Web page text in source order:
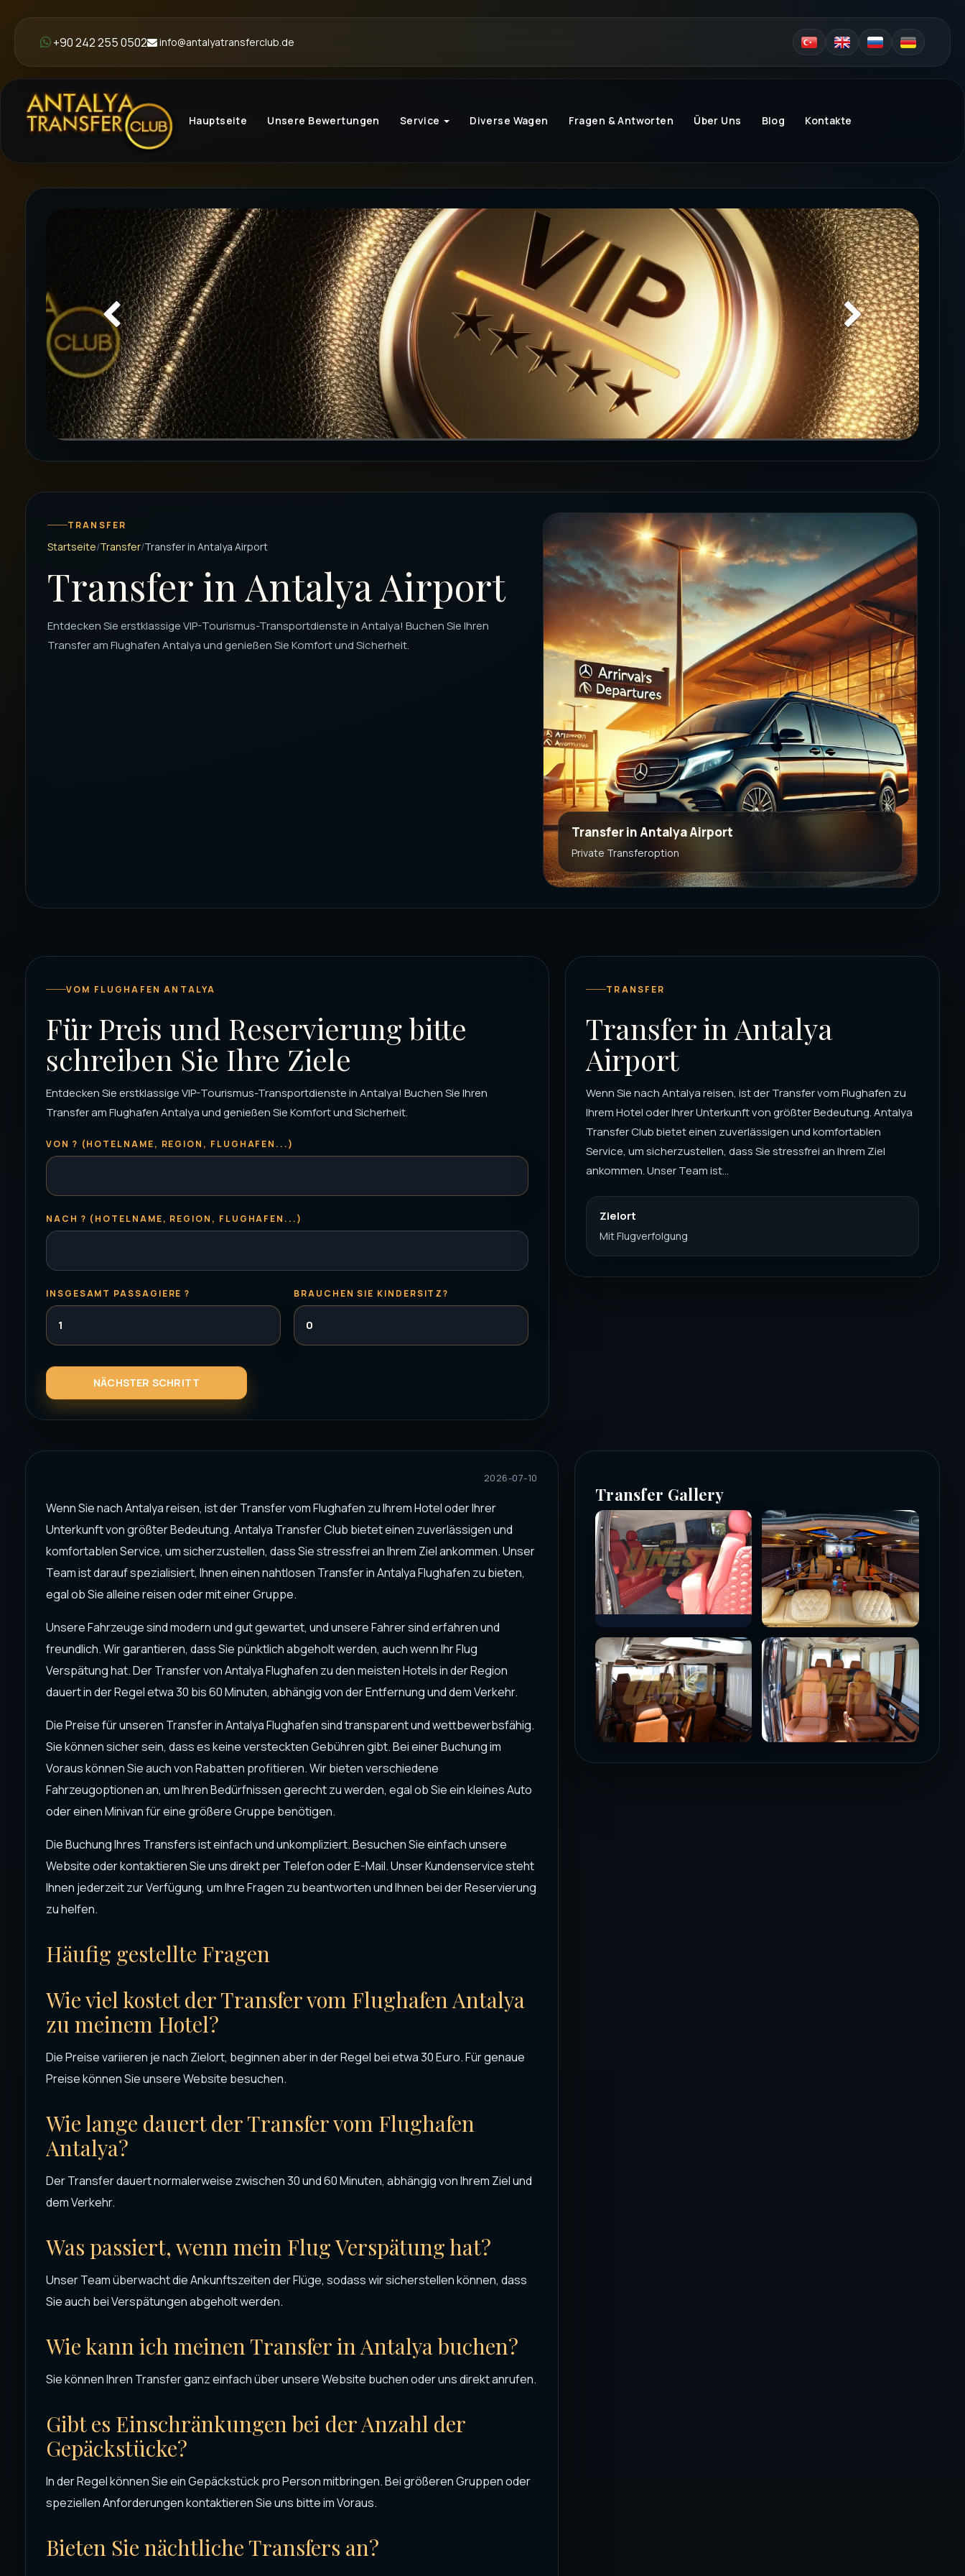
+90 242 255 0502 info@antalyatransferclub.de
Hauptseite Unsere Bewertungen Service Diverse Wagen Fragen & Antworten Über Uns Blog Kontakte
TRANSFER
Startseite Transfer Transfer in Antalya Airport
Transfer in Antalya Airport
Entdecken Sie erstklassige VIP-Tourismus-Transportdienste in Antalya! Buchen Sie Ihren
Transfer am Flughafen Antalya und genießen Sie Komfort und Sicherheit.
Transfer in Antalya Airport
Private Transferoption
VOM FLUGHAFEN ANTALYA
Für Preis und Reservierung bitte
schreiben Sie Ihre Ziele
Entdecken Sie erstklassige VIP-Tourismus-Transportdienste in Antalya! Buchen Sie Ihren
Transfer am Flughafen Antalya und genießen Sie Komfort und Sicherheit.
VON ? (HOTELNAME, REGION, FLUGHAFEN...)
NACH ? (HOTELNAME, REGION, FLUGHAFEN...)
INSGESAMT PASSAGIERE ? BRAUCHEN SIE KINDERSITZ?
TRANSFER
Transfer in Antalya
Airport
Wenn Sie nach Antalya reisen, ist der Transfer vom Flughafen zu
Ihrem Hotel oder Ihrer Unterkunft von größter Bedeutung. Antalya
Transfer Club bietet einen zuverlässigen und komfortablen
Service, um sicherzustellen, dass Sie stressfrei an Ihrem Ziel
ankommen. Unser Team ist...
Zielort
Mit Flugverfolgung
2026-07-10
Wenn Sie nach Antalya reisen, ist der Transfer vom Flughafen zu Ihrem Hotel oder Ihrer
Unterkunft von größter Bedeutung. Antalya Transfer Club bietet einen zuverlässigen und
komfortablen Service, um sicherzustellen, dass Sie stressfrei an Ihrem Ziel ankommen. Unser
Team ist darauf spezialisiert, Ihnen einen nahtlosen Transfer in Antalya Flughafen zu bieten,
egal ob Sie alleine reisen oder mit einer Gruppe.
Unsere Fahrzeuge sind modern und gut gewartet, und unsere Fahrer sind erfahren und
freundlich. Wir garantieren, dass Sie pünktlich abgeholt werden, auch wenn Ihr Flug
Verspätung hat. Der Transfer von Antalya Flughafen zu den meisten Hotels in der Region
dauert in der Regel etwa 30 bis 60 Minuten, abhängig von der Entfernung und dem Verkehr.
Die Preise für unseren Transfer in Antalya Flughafen sind transparent und wettbewerbsfähig.
Sie können sicher sein, dass es keine versteckten Gebühren gibt. Bei einer Buchung im
Voraus können Sie auch von Rabatten profitieren. Wir bieten verschiedene
Fahrzeugoptionen an, um Ihren Bedürfnissen gerecht zu werden, egal ob Sie ein kleines Auto
oder einen Minivan für eine größere Gruppe benötigen.
Die Buchung Ihres Transfers ist einfach und unkompliziert. Besuchen Sie einfach unsere
Website oder kontaktieren Sie uns direkt per Telefon oder E-Mail. Unser Kundenservice steht
Ihnen jederzeit zur Verfügung, um Ihre Fragen zu beantworten und Ihnen bei der Reservierung
zu helfen.
Häufig gestellte Fragen
Wie viel kostet der Transfer vom Flughafen Antalya
zu meinem Hotel?
Die Preise variieren je nach Zielort, beginnen aber in der Regel bei etwa 30 Euro. Für genaue
Preise können Sie unsere Website besuchen.
Wie lange dauert der Transfer vom Flughafen
Antalya?
Der Transfer dauert normalerweise zwischen 30 und 60 Minuten, abhängig von Ihrem Ziel und
dem Verkehr.
Was passiert, wenn mein Flug Verspätung hat?
Unser Team überwacht die Ankunftszeiten der Flüge, sodass wir sicherstellen können, dass
Sie auch bei Verspätungen abgeholt werden.
Wie kann ich meinen Transfer in Antalya buchen?
Sie können Ihren Transfer ganz einfach über unsere Website buchen oder uns direkt anrufen.
Gibt es Einschränkungen bei der Anzahl der
Gepäckstücke?
In der Regel können Sie ein Gepäckstück pro Person mitbringen. Bei größeren Gruppen oder
speziellen Anforderungen kontaktieren Sie uns bitte im Voraus.
Bieten Sie nächtliche Transfers an?
Transfer Gallery